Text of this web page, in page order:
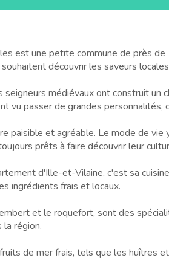
est une petite commune de près de
découvrir les saveurs
médiévaux ont construit
passer de grandes personnalités,
paisible et agréable. Le mode de
prêts à faire découvrir leur
d'Ille-et-Vilaine, c'est sa
ingrédients frais et locaux.
et le roquefort, sont des
la région.
de mer frais, tels que les huîtres